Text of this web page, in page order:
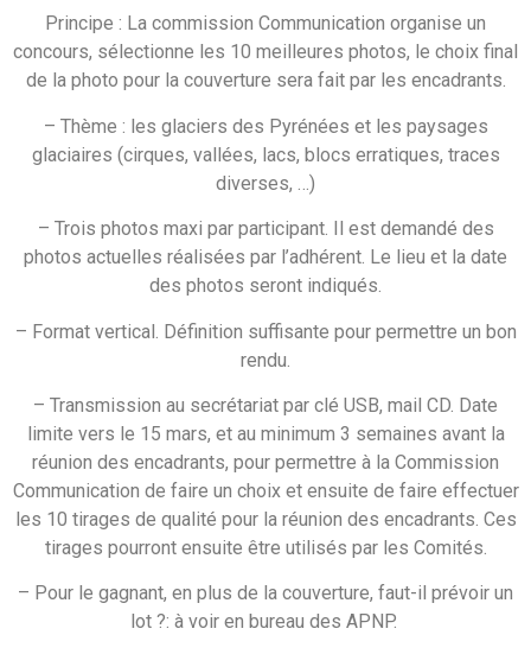
Principe : La commission Communication organise un
concours, sélectionne les 10 meilleures photos, le choix final
de la photo pour la couverture sera fait par les encadrants.
– Thème : les glaciers des Pyrénées et les paysages
glaciaires (cirques, vallées, lacs, blocs erratiques, traces
diverses, …)
– Trois photos maxi par participant. Il est demandé des
photos actuelles réalisées par l’adhérent. Le lieu et la date
des photos seront indiqués.
– Format vertical. Définition suffisante pour permettre un bon
rendu.
– Transmission au secrétariat par clé USB, mail CD. Date
limite vers le 15 mars, et au minimum 3 semaines avant la
réunion des encadrants, pour permettre à la Commission
Communication de faire un choix et ensuite de faire effectuer
les 10 tirages de qualité pour la réunion des encadrants. Ces
tirages pourront ensuite être utilisés par les Comités.
– Pour le gagnant, en plus de la couverture, faut-il prévoir un
lot ?: à voir en bureau des APNP.